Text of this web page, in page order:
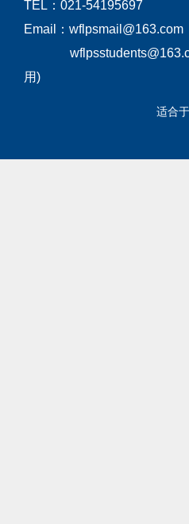
TEL：021-54195697
Email：wflpsmail@163.com
用)
适合